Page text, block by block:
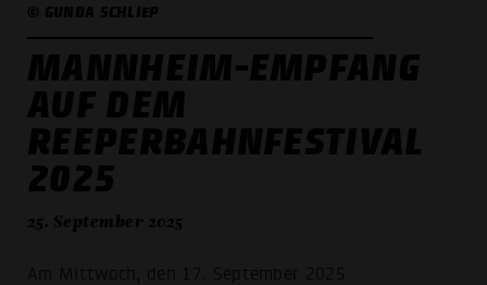
© GUNDA SCHLIEP
MANNHEIM-EMPFANG
AUF DEM
REEPERBAHNFESTIVAL
2025
25. September 2025
Am Mittwoch, den 17. September 2025